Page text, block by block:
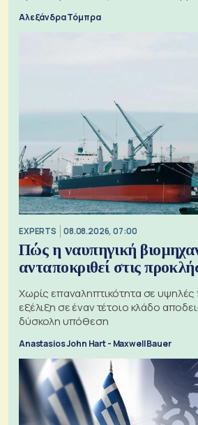
Αλεξάνδρα Τόμπρα
EXPERTS 08.08.2026, 07:00
Πώς η ναυπηγική
ανταποκριθεί στις
Χωρίς επαναληπτικότητα σε
εξέλιξη σε έναν τέτοιο κλάδο
δύσκολη υπόθεση
Anastasios John Hart - Maxwell Bauer